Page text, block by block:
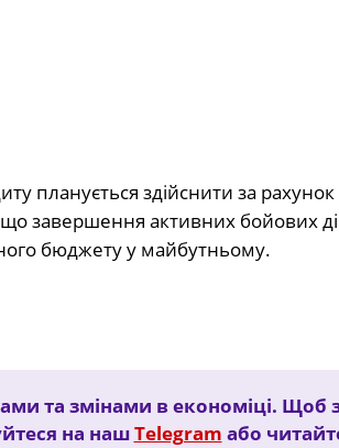
планується здійснити за
що завершення активних бойових
бюджету у майбутньому.
та змінами в економіці. Щоб
на нашTelegram або